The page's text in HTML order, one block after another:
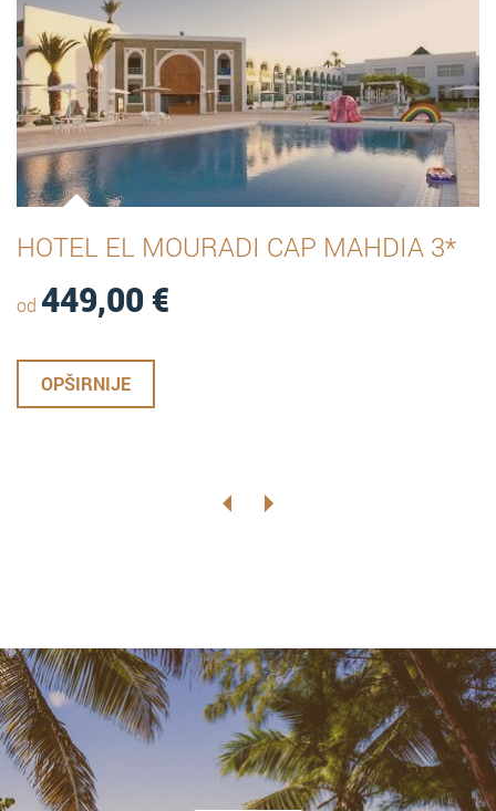
HOTEL EL MOURADI CAP MAHDIA 3*
od 449,00€
OPŠIRNIJE